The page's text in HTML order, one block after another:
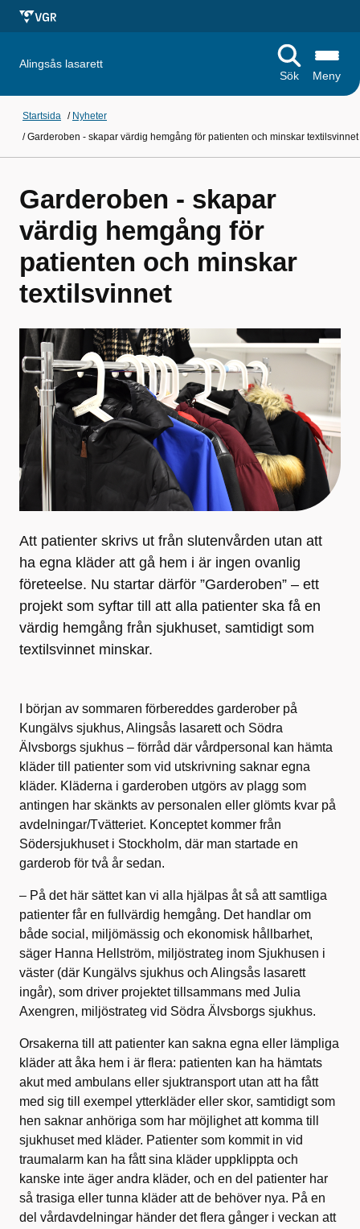
Alingsås lasarett
Sök
Meny
Startsida / Nyheter
/Garderoben - skapar värdig hemgång för patienten och minskar textilsvinnet
Garderoben - skapar
värdig hemgång för
patienten och minskar
textilsvinnet
Att patienter skrivs ut från slutenvården utan att
ha egna kläder att gå hem i är ingen ovanlig
företeelse. Nu startar därför ”Garderoben” – ett
projekt som syftar till att alla patienter ska få en
värdig hemgång från sjukhuset, samtidigt som
textilsvinnet minskar.
I början av sommaren förbereddes garderober på
Kungälvs sjukhus, Alingsås lasarett och Södra
Älvsborgs sjukhus – förråd där vårdpersonal kan hämta
kläder till patienter som vid utskrivning saknar egna
kläder. Kläderna i garderoben utgörs av plagg som
antingen har skänkts av personalen eller glömts kvar på
avdelningar/Tvätteriet. Konceptet kommer från
Södersjukhuset i Stockholm, där man startade en
garderob för två år sedan.
– På det här sättet kan vi alla hjälpas åt så att samtliga
patienter får en fullvärdig hemgång. Det handlar om
både social, miljömässig och ekonomisk hållbarhet,
säger Hanna Hellström, miljöstrateg inom Sjukhusen i
väster (där Kungälvs sjukhus och Alingsås lasarett
ingår), som driver projektet tillsammans med Julia
Axengren, miljöstrateg vid Södra Älvsborgs sjukhus.
Orsakerna till att patienter kan sakna egna eller lämpliga
kläder att åka hem i är flera: patienten kan ha hämtats
akut med ambulans eller sjuktransport utan att ha fått
med sig till exempel ytterkläder eller skor, samtidigt som
hen saknar anhöriga som har möjlighet att komma till
sjukhuset med kläder. Patienter som kommit in vid
traumalarm kan ha fått sina kläder uppklippta och
kanske inte äger andra kläder, och en del patienter har
så trasiga eller tunna kläder att de behöver nya. På en
del vårdavdelningar händer det flera gånger i veckan att